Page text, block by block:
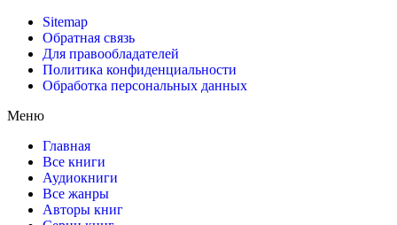
Sitemap
Обратная связь
Для правообладателей
Политика конфиденциальности
Обработка персональных данных
Меню
Главная
Все книги
Аудиокниги
Все жанры
Авторы книг